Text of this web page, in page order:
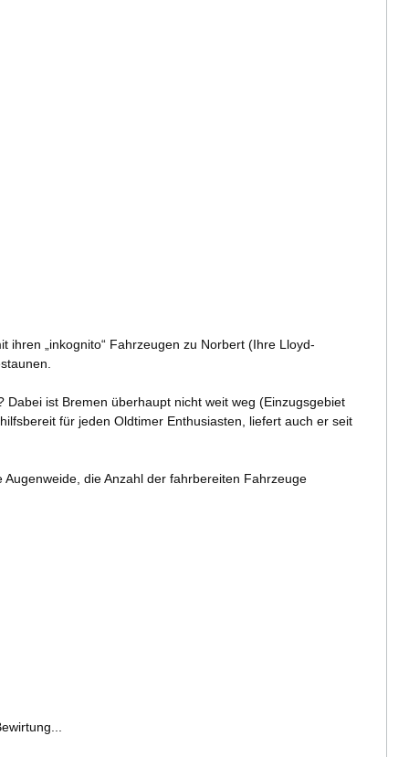
ihren „inkognito“ Fahrzeugen zu Norbert (Ihre Lloyd-
ist Bremen überhaupt nicht weit weg (Einzugsgebiet
für jeden Oldtimer Enthusiasten, liefert auch er seit
die Anzahl der fahrbereiten Fahrzeuge